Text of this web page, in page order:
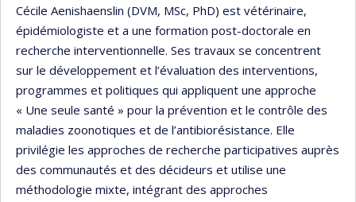
Cécile Aenishaenslin (DVM, MSc, PhD) est vétérinaire,
épidémiologiste et a une formation post-doctorale en
recherche interventionnelle. Ses travaux se concentrent
sur le développement et l’évaluation des interventions,
programmes et politiques qui appliquent une approche
« Une seule santé » pour la prévention et le contrôle des
maladies zoonotiques et de l’antibiorésistance. Elle
privilégie les approches de recherche participatives auprès
des communautés et des décideurs et utilise une
méthodologie mixte, intégrant des approches